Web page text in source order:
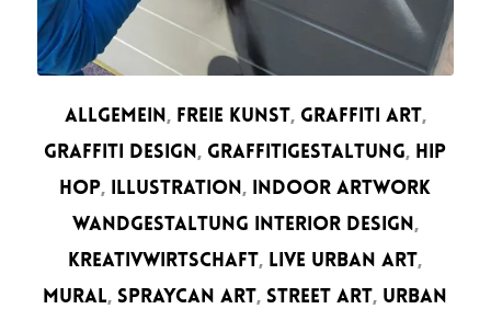
ALLGEMEIN, FREIE KUNST, GRAFFITI ART,
GRAFFITI DESIGN,GRAFFITIGESTALTUNG, HIP
HOP, ILLUSTRATION, INDOOR ARTWORK
WANDGESTALTUNG INTERIOR DESIGN,
KREATIVWIRTSCHAFT, LIVE URBAN ART,
MURAL, SPRAYCAN ART, STREET ART, URBAN